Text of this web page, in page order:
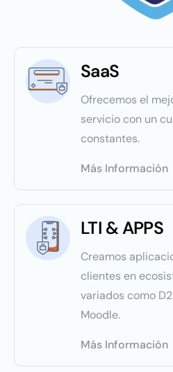
SaaS
Ofrecemos el
servicio con un
constantes.
Más Información
LTI & APPS
Creamos
clientes en
variados como
Moodle.
Más Información